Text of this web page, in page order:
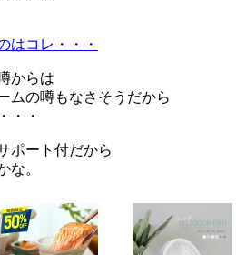
はコレ・・・
からは
ムの噂もなさそうだから
・・
ポート付だから
な。